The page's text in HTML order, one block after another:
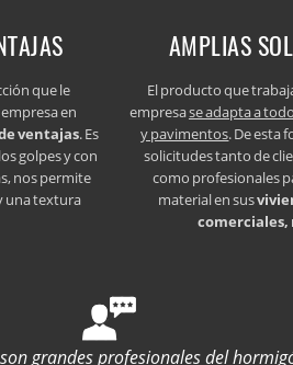
que le
en
ventajas. Es
golpes y con
nos permite
una textura
AMPLIAS
El producto que
empresase adapta a
y pavimentos. De esta
solicitudes tanto de
como profesionales
material en sus
comerciales,
grandes profesionales del